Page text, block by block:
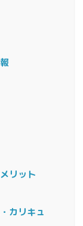
リット
カリキュ